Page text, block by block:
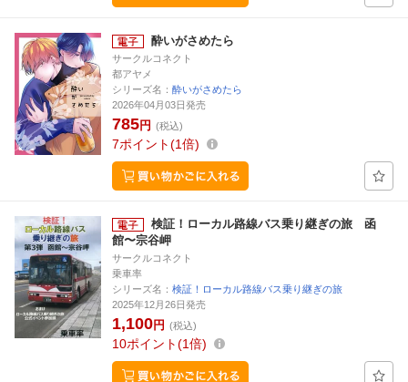
酔いがさめたら
サークルコネクト
都アヤメ
シリーズ名： 酔いがさめたら
2026年04月03日発売
785円 (税込)
7ポイント 1倍
検証！ローカル路線バス乗り継ぎの旅 函
館〜宗谷岬
サークルコネクト
乗車率
シリーズ名： 検証！ローカル路線バス乗り継ぎの旅
2025年12月26日発売
1,100円 (税込)
10ポイント 1倍